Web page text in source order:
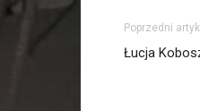
Poprzedni
Łucja